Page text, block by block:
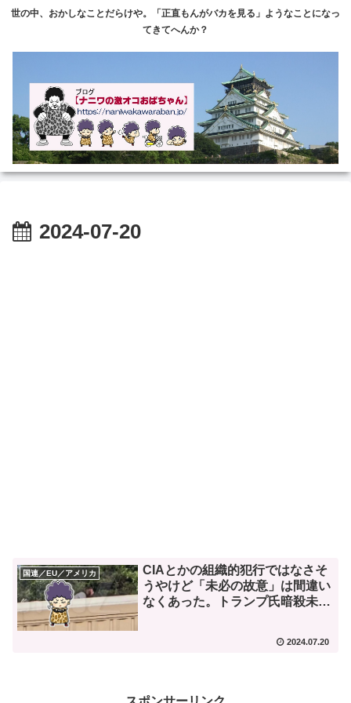
世の中、おかしなことだらけや。「正直もんがバカを見る」ようなことになっ
てきてへんか？
2024-07-20
国連／EU／アメリカ
CIAとかの組織的犯行ではなさそ
うやけど「未必の故意」は間違い
なくあった。トランプ氏暗殺未
2024.07.20